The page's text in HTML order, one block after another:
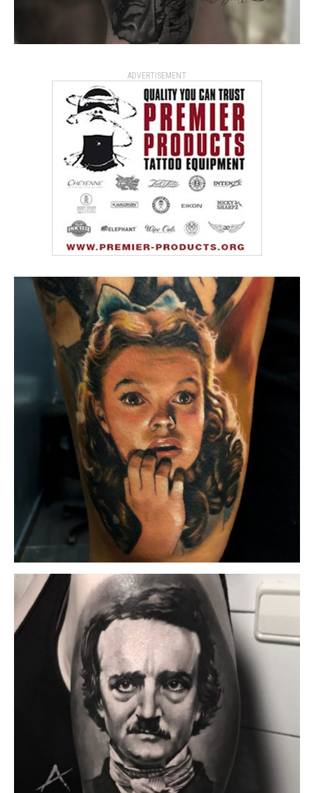
ADVERTISEMENT